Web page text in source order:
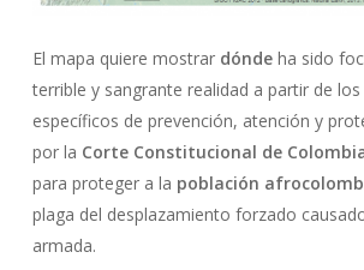
El mapa quiere mostrar dóndeha sido
terrible y sangrante realidad a partir de los
específicos de prevención, atención y
por la Corte Constitucional de
para proteger a la población
plaga del desplazamiento forzado
armada.